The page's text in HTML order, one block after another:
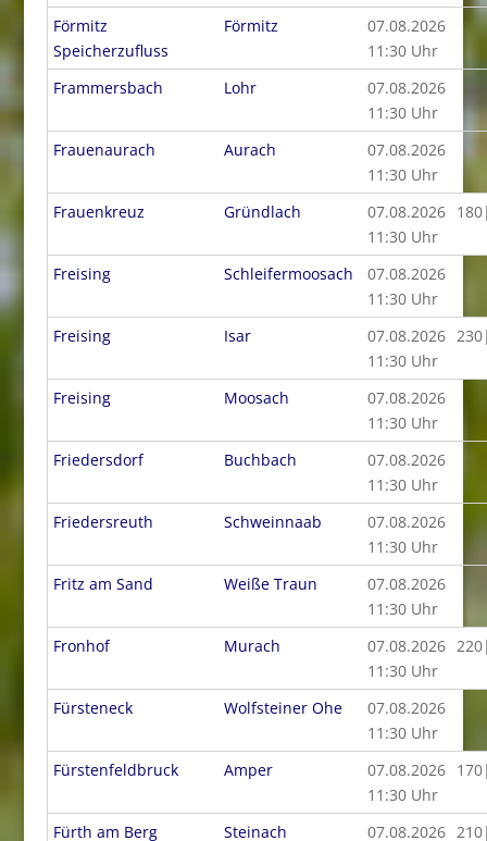
Förmitz
Speicherzufluss
Förmitz
07.08.2026
11:30 Uhr
Frammersbach
Lohr
07.08.2026
11:30 Uhr
Frauenaurach
Aurach
07.08.2026
11:30 Uhr
Frauenkreuz
Gründlach
07.08.2026
11:30 Uhr
Freising Schleifermoosach
07.08.2026
11:30 Uhr
Freising
Isar
07.08.2026
11:30 Uhr
Freising Moosach
07.08.2026
11:30 Uhr
Friedersdorf
Buchbach
07.08.2026
11:30 Uhr
Friedersreuth
Schweinnaab
07.08.2026
11:30 Uhr
Fritz am Sand
Weiße Traun
07.08.2026
11:30 Uhr
Fronhof
Murach
07.08.2026
11:30 Uhr
Fürsteneck Wolfsteiner Ohe
07.08.2026
11:30 Uhr
Fürstenfeldbruck
Amper
07.08.2026
11:30 Uhr
Fürth am Berg Steinach 07.08.2026